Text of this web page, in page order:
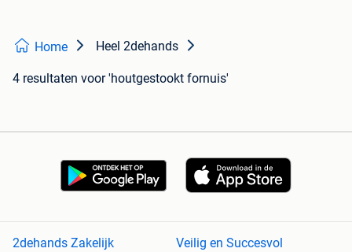
Home Heel 2dehands
4 resultaten voor 'houtgestookt fornuis'
2dehands Zakelijk Veilig en Succesvol